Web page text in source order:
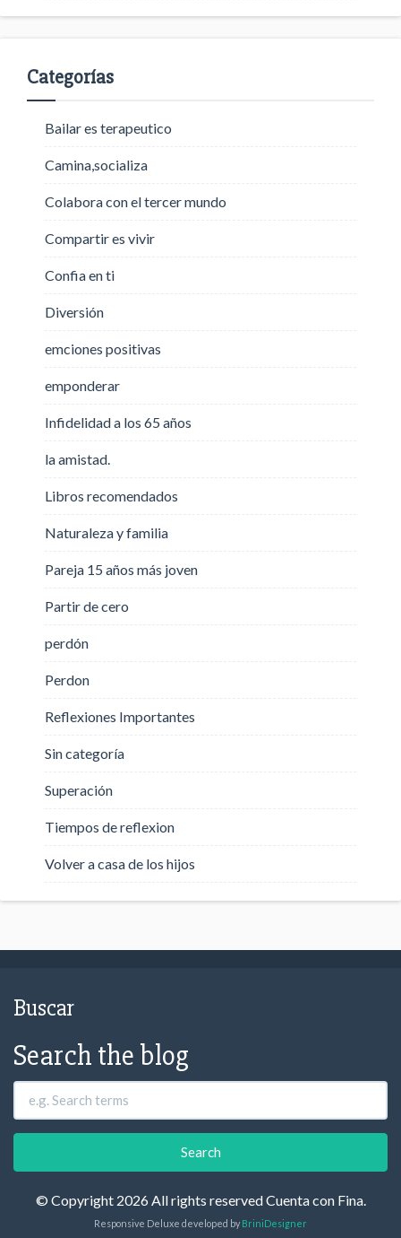
Categorías
Bailar es terapeutico
Camina,socializa
Colabora con el tercer mundo
Compartir es vivir
Confia en ti
Diversión
emciones positivas
emponderar
Infidelidad a los 65 años
la amistad.
Libros recomendados
Naturaleza y familia
Pareja 15 años más joven
Partir de cero
perdón
Perdon
Reflexiones Importantes
Sin categoría
Superación
Tiempos de reflexion
Volver a casa de los hijos
Buscar
Search the blog
© Copyright 2026 All rights reserved Cuenta con Fina.
Responsive Deluxe developed byBriniDesigner